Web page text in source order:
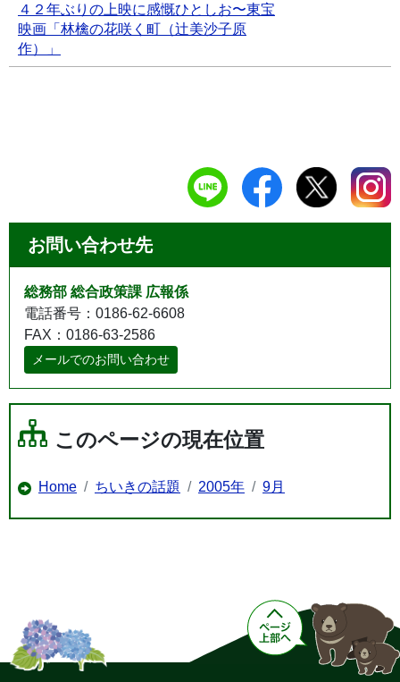
４２年ぶりの上映に感慨ひとしお〜東宝
映画「林檎の花咲く町（辻美沙子原
作）」
お問い合わせ先
総務部 総合政策課 広報係
電話番号：0186-62-6608
FAX：0186-63-2586
メールでのお問い合わせ
このページの現在位置
Home ちいきの話題 2005年 9月